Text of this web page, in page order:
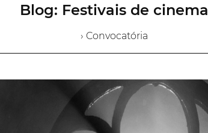
Blog: Festivais de cinema
› Convocatória